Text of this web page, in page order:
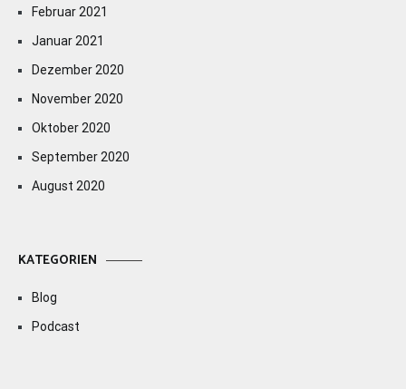
Februar 2021
Januar 2021
Dezember 2020
November 2020
Oktober 2020
September 2020
August 2020
KATEGORIEN
Blog
Podcast